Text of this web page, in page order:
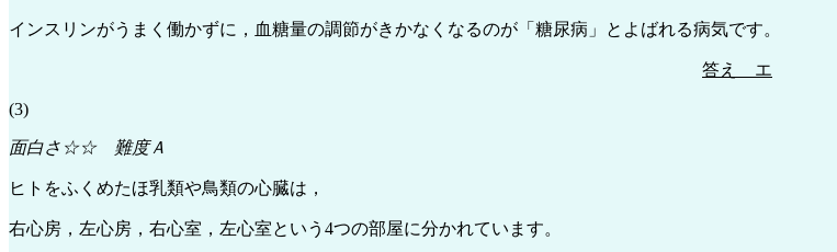
インスリンがうまく働かずに，血糖量の調節がきかなくなるのが「糖尿病」とよばれる病気です。
答え エ
(3)
面白さ☆☆ 難度Ａ
ヒトをふくめたほ乳類や鳥類の心臓は，
右心房，左心房，右心室，左心室という4つの部屋に分かれています。